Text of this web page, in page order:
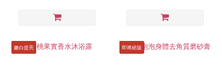
嫩白提亮 即將絕版